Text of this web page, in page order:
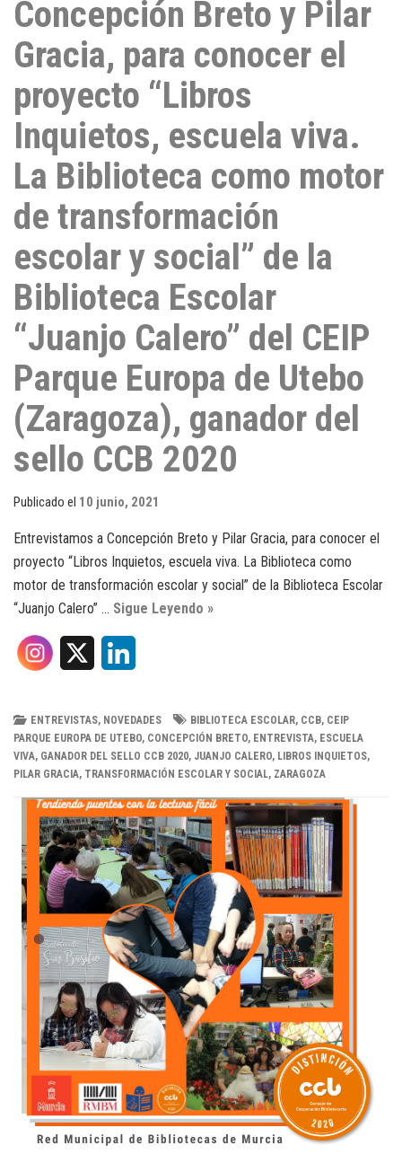
Concepción Breto y Pilar
Gracia, para conocer el
proyecto “Libros
Inquietos, escuela viva.
La Biblioteca como motor
de transformación
escolar y social” de la
Biblioteca Escolar
“Juanjo Calero” del CEIP
Parque Europa de Utebo
(Zaragoza), ganador del
sello CCB 2020
Publicado el 10 junio, 2021
Entrevistamos a Concepción Breto y Pilar Gracia, para conocer el
proyecto “Libros Inquietos, escuela viva. La Biblioteca como
motor de transformación escolar y social” de la Biblioteca Escolar
“Juanjo Calero” … Sigue Leyendo »
n
k
d
I
n
ENTREVISTAS, NOVEDADES BIBLIOTECA ESCOLAR, CCB, CEIP
PARQUE EUROPA DE UTEBO, CONCEPCIÓN BRETO, ENTREVISTA, ESCUELA
VIVA, GANADOR DEL SELLO CCB 2020, JUANJO CALERO, LIBROS INQUIETOS,
PILAR GRACIA, TRANSFORMACIÓN ESCOLAR Y SOCIAL, ZARAGOZA